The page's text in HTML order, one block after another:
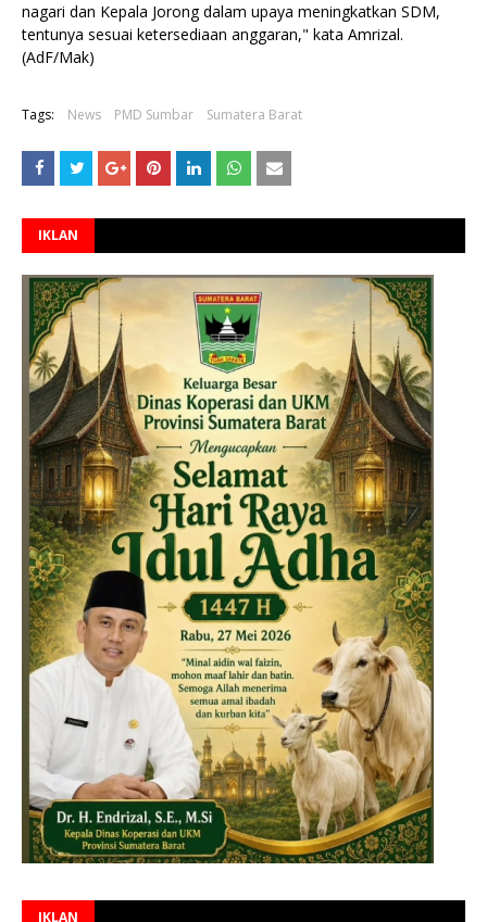
nagari dan Kepala Jorong dalam upaya meningkatkan SDM,
tentunya sesuai ketersediaan anggaran," kata Amrizal.
(AdF/Mak)
Tags: News PMD Sumbar Sumatera Barat
IKLAN
IKLAN